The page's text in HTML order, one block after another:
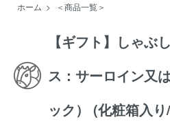
ホーム > ＜商品一覧＞
【ギフト】しゃぶ
ス：サーロイン又
ック） (化粧箱入